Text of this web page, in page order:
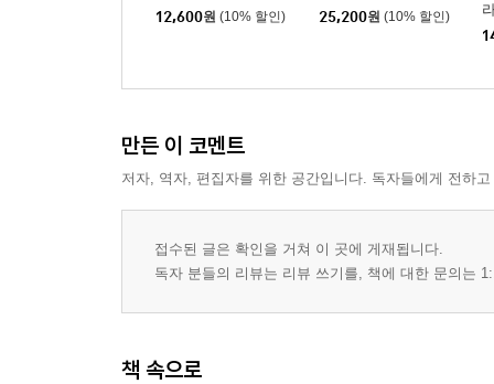
12,600원 (10% 할인) 25,200원 (10% 할인)
만든 이 코멘트
저자, 역자, 편집자를 위한 공간입니다. 독자들에게 전하
접수된 글은 확인을 거쳐 이 곳에 게재됩니다.
독자 분들의 리뷰는 리뷰 쓰기를, 책에 대한 문의는
책 속으로